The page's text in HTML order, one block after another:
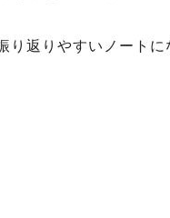
り返りやすいノート